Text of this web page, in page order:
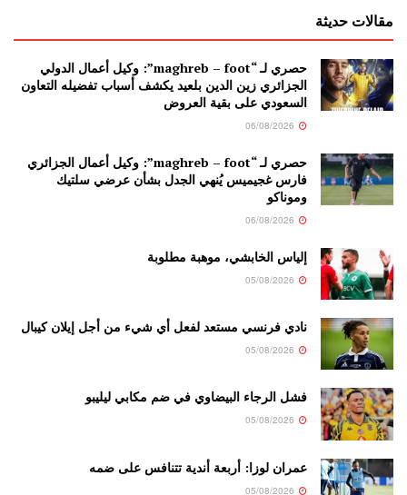
مقالات حديثة
حصري لـ “maghreb – foot”: وكيل أعمال الدولي
الجزائري زين الدين بلعيد يكشف أسباب تفضيله التعاون
السعودي على بقية العروض
حصري لـ “maghreb – foot”: وكيل أعمال الجزائري
فارس غجيميس يُنهي الجدل بشأن عرضي سلتيك
وموناكو
إلياس الخابشي، موهبة مطلوبة
نادي فرنسي مستعد لفعل أي شيء من أجل إيلان كيبال
فشل الرجاء البيضاوي في ضم مكابي ليليبو
عمران لوزا: أربعة أندية تتنافس على ضمه